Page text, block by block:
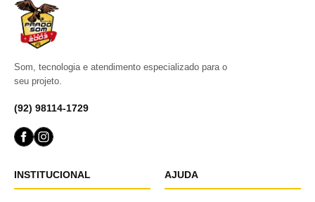
Som, tecnologia e atendimento especializado para o
seu projeto.
(92) 98114-1729
INSTITUCIONAL AJUDA